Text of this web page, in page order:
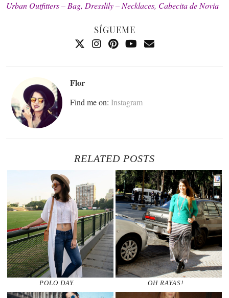
Urban Outfitters – Bag, Dresslily – Necklaces, Cabecita de Novia
SÍGUEME
Flor
Find me on: Instagram
RELATED POSTS
POLO DAY. OH RAYAS!